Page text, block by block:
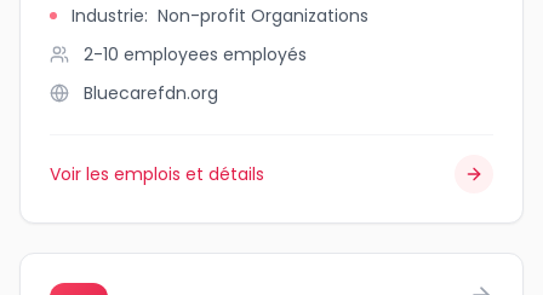
Industrie: Non-profit Organizations
2-10 employees employés
Bluecarefdn.org
Voir les emplois et détails